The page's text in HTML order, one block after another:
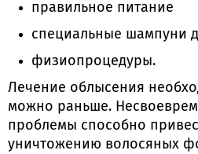
правильное питание
специальные шампуни
физиопроцедуры.
Лечение облысения
можно раньше.
проблемы способно
уничтожению волосяных